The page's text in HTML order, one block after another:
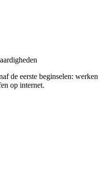
de eerste beginselen: werken
op internet.